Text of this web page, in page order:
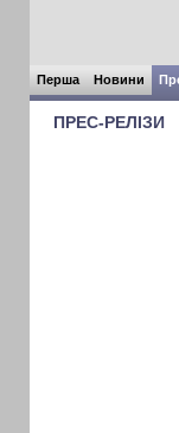
Перша Новини
ПРЕС-РЕЛІЗИ